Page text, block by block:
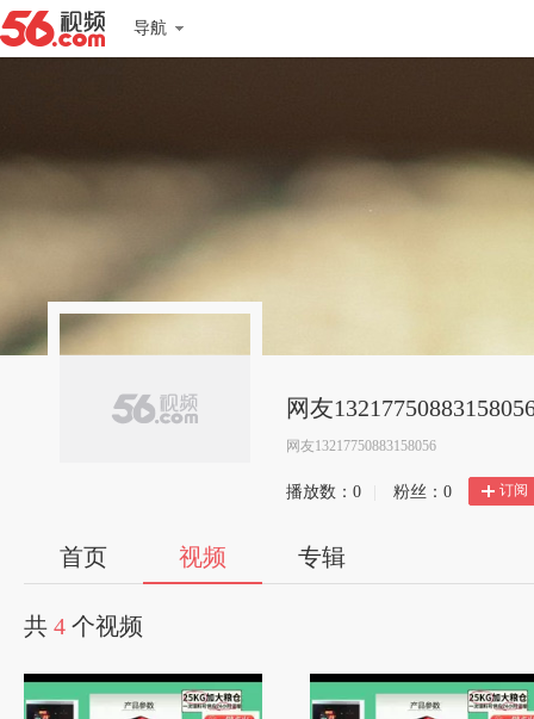
导航
网友
网友13217750883158056
播放数： 0 粉丝： 0 订阅
首页 视频 专辑
共 4 个视频